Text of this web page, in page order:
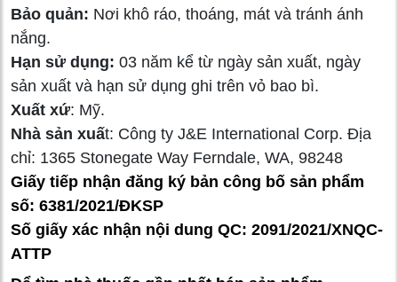
Bảo quản: Nơi khô ráo, thoáng, mát và tránh ánh
nắng.
Hạn sử dụng: 03 năm kể từ ngày sản xuất, ngày
sản xuất và hạn sử dụng ghi trên vỏ bao bì.
Xuất xứ: Mỹ.
Nhà sản xuất: Công ty J&E International Corp. Địa
chỉ: 1365 Stonegate Way Ferndale, WA, 98248
Giấy tiếp nhận đăng ký bản công bố sản phẩm
số: 6381/2021/ĐKSP
Số giấy xác nhận nội dung QC: 2091/2021/XNQC-
ATTP